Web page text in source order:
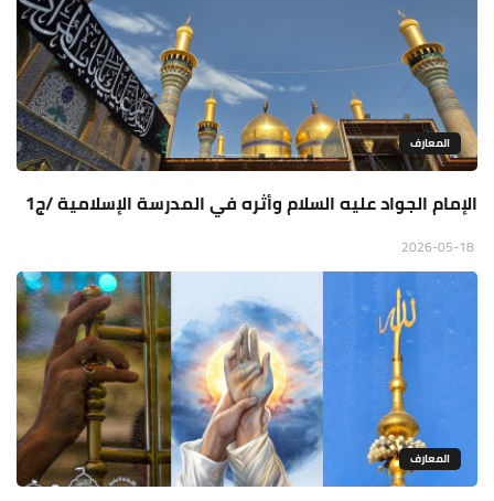
المعارف
الإمام الجواد عليه السلام وأثره في المدرسة الإسلامية /ج1
المعارف